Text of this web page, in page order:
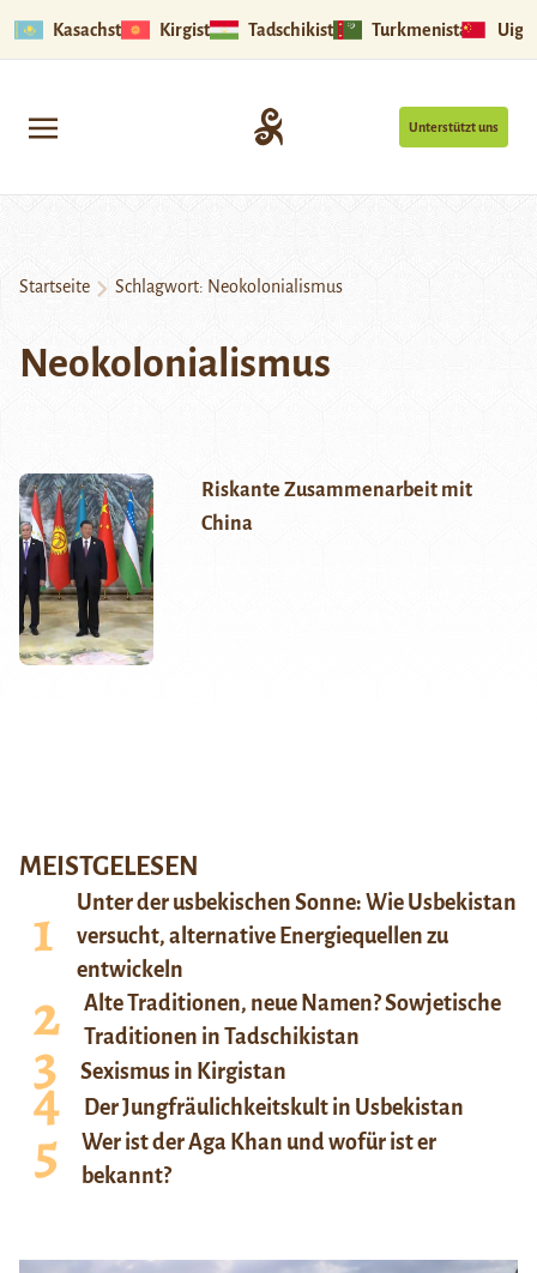
Kasachstan Kirgistan Tadschikistan Turkmenistan
Unterstützt uns
Startseite Schlagwort: Neokolonialismus
Neokolonialismus
Riskante Zusammenarbeit mit
China
MEISTGELESEN
Unter der usbekischen Sonne: Wie Usbekistan
versucht, alternative Energiequellen zu
entwickeln
Alte Traditionen, neue Namen? Sowjetische
Traditionen in Tadschikistan
Sexismus in Kirgistan
Der Jungfräulichkeitskult in Usbekistan
Wer ist der Aga Khan und wofür ist er
bekannt?